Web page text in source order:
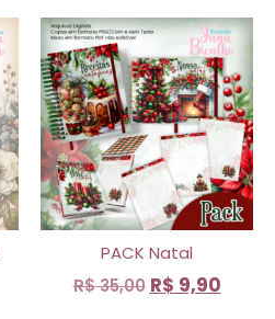
PACK Natal
R$35,00 R$ 9,90